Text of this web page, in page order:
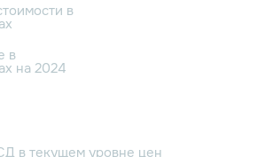
в
в
на 2024
в текущем уровне цен